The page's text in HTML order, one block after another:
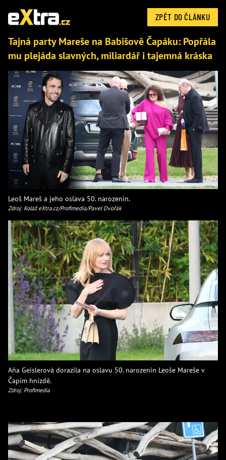
ZPĚT DO ČLÁNKU
Tajná party Mareše na Babišově Čapáku: Popřála
mu plejáda slavných, miliardář i tajemná kráska
Leoš Mareš a jeho oslava 50. narozenin.
Zdroj: Koláž eXtra.cz/Profimedia/Pavel Dvořák
Aňa Geislerová dorazila na oslavu 50. narozenin Leoše Mareše v
Čapím hnízdě.
Zdroj: Profimedia